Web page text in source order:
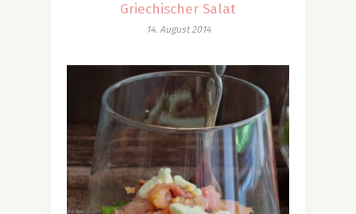
Griechischer Salat
14. August 2014